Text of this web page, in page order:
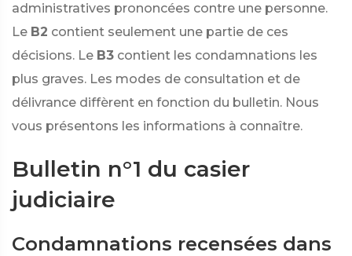
administratives prononcées contre une personne.
Le B2 contient seulement une partie de ces
décisions. Le B3 contient les condamnations les
plus graves. Les modes de consultation et de
délivrance diffèrent en fonction du bulletin. Nous
vous présentons les informations à connaître.
Bulletin n°1 du casier
judiciaire
Condamnations recensées dans